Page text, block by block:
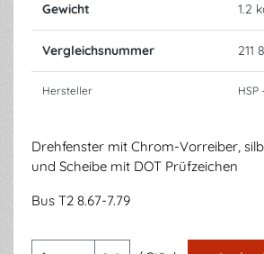
Gewicht 1.2
Vergleichsnummer 211
Hersteller HSP
Drehfenster mit Chrom-Vorreiber,
und Scheibe mit DOT Prüfzeichen
Bus T2 8.67-7.79